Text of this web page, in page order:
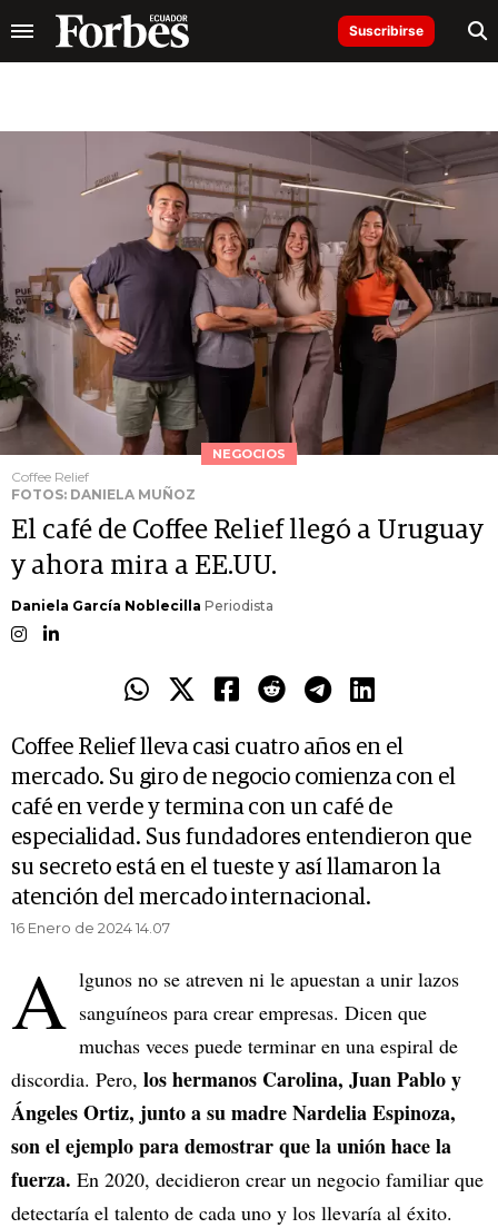
Suscribirse
NEGOCIOS
Coffee Relief
FOTOS: DANIELA MUÑOZ
El café de Coffee Relief llegó a Uruguay
y ahora mira a EE.UU.
Daniela García Noblecilla Periodista
Coffee Relief lleva casi cuatro años en el
mercado. Su giro de negocio comienza con el
café en verde y termina con un café de
especialidad. Sus fundadores entendieron que
su secreto está en el tueste y así llamaron la
atención del mercado internacional.
16 Enero de 2024 14.07
A lgunos no se atreven ni le apuestan a unir lazos
sanguíneos para crear empresas. Dicen que
muchas veces puede terminar en una espiral de
discordia. Pero, los hermanos Carolina, Juan Pablo y
Ángeles Ortiz, junto a su madre Nardelia Espinoza,
son el ejemplo para demostrar que la unión hace la
fuerza. En 2020, decidieron crear un negocio familiar que
detectaría el talento de cada uno y los llevaría al éxito.